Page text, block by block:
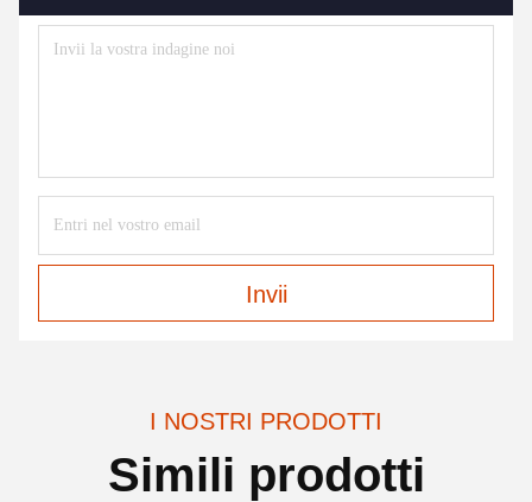
Invii
I NOSTRI PRODOTTI
Simili prodotti